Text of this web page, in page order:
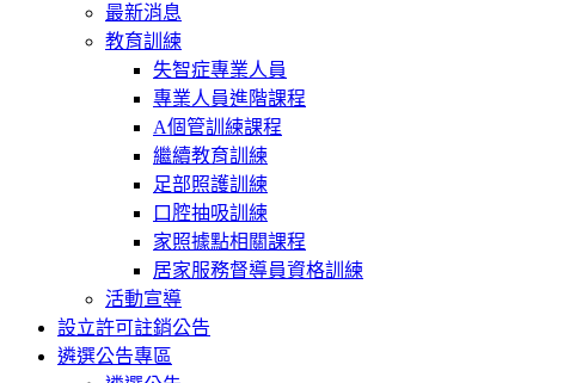
最新消息
教育訓練
失智症專業人員
專業人員進階課程
A個管訓練課程
繼續教育訓練
足部照護訓練
口腔抽吸訓練
家照據點相關課程
居家服務督導員資格訓練
活動宣導
設立許可註銷公告
遴選公告專區